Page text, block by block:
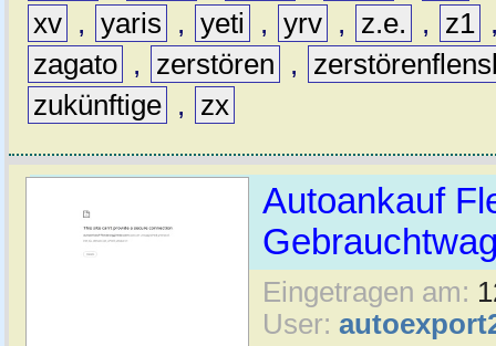
xv , yaris , yeti , yrv , z.e. , z1
zagato , zerstören ,
zukünftige , zx
Autoankauf
Eingetragen am:
User: